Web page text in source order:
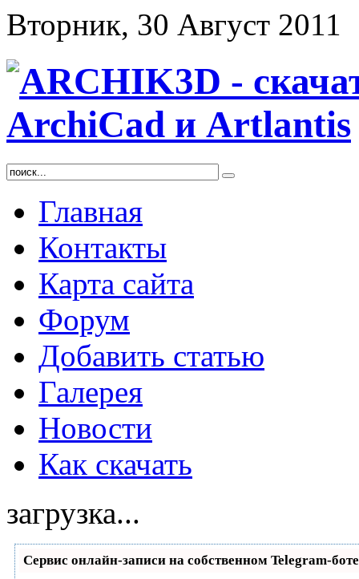
Вторник, 30 Август 2011
Главная
Контакты
Карта сайта
Форум
Добавить статью
Галерея
Новости
Как скачать
загрузка...
Сервис онлайн-записи на собственном Telegram-боте